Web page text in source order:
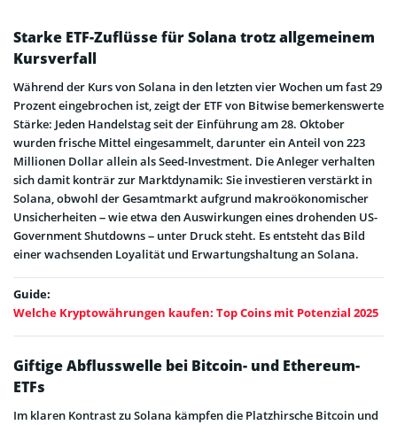
Starke ETF-Zuflüsse für Solana trotz allgemeinem
Kursverfall
Während der Kurs von Solana in den letzten vier Wochen um fast 29
Prozent eingebrochen ist, zeigt der ETF von Bitwise bemerkenswerte
Stärke: Jeden Handelstag seit der Einführung am 28. Oktober
wurden frische Mittel eingesammelt, darunter ein Anteil von 223
Millionen Dollar allein als Seed-Investment. Die Anleger verhalten
sich damit konträr zur Marktdynamik: Sie investieren verstärkt in
Solana, obwohl der Gesamtmarkt aufgrund makroökonomischer
Unsicherheiten – wie etwa den Auswirkungen eines drohenden US-
Government Shutdowns – unter Druck steht. Es entsteht das Bild
einer wachsenden Loyalität und Erwartungshaltung an Solana.
Guide:
Welche Kryptowährungen kaufen: Top Coins mit Potenzial 2025
Giftige Abflusswelle bei Bitcoin- und Ethereum-
ETFs
Im klaren Kontrast zu Solana kämpfen die Platzhirsche Bitcoin und